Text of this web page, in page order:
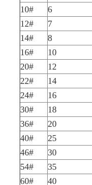
10#
6
12#
7
14#
8
16#
10
20#
12
22#
14
24#
16
30#
18
36#
20
40#
25
46#
30
54#
35
60#
40